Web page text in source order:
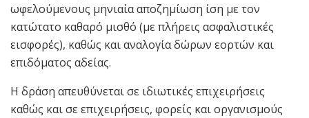
ωφελούμενους μηνιαία αποζημίωση ίση με τον
κατώτατο καθαρό μισθό (με πλήρεις ασφαλιστικές
εισφορές), καθώς και αναλογία δώρων εορτών και
επιδόματος αδείας.
Η δράση απευθύνεται σε ιδιωτικές επιχειρήσεις
καθώς και σε επιχειρήσεις, φορείς και οργανισμούς